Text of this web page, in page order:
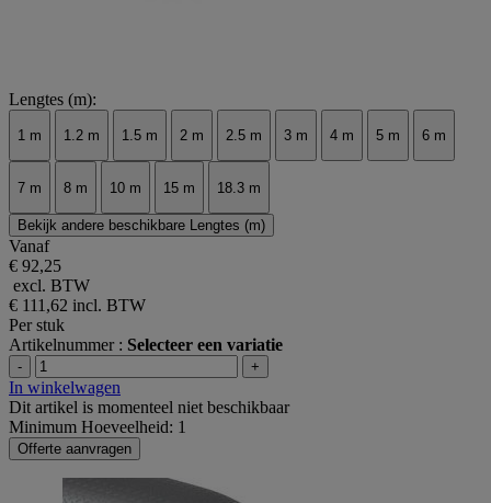
Lengtes (m):
1 m 1.2 m 1.5 m 2 m 2.5 m 3 m 4 m 5 m 6 m
7 m 8 m 10 m 15 m 18.3 m
Bekijk andere beschikbare Lengtes (m)
Vanaf
€ 92,25
excl. BTW
€ 111,62 incl. BTW
Per stuk
Artikelnummer : Selecteer een variatie
- +
In winkelwagen
Dit artikel is momenteel niet beschikbaar
Minimum Hoeveelheid: 1
Offerte aanvragen